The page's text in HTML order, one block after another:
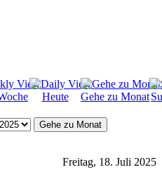
Heute Gehe zu Monat
Gehe zu Monat
Freitag, 18. Juli 2025